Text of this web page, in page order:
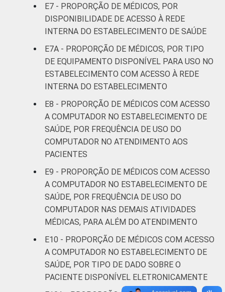
E7 - PROPORÇÃO DE MÉDICOS, POR
DISPONIBILIDADE DE ACESSO À REDE
INTERNA DO ESTABELECIMENTO DE SAÚDE
E7A - PROPORÇÃO DE MÉDICOS, POR TIPO
DE EQUIPAMENTO DISPONÍVEL PARA USO NO
ESTABELECIMENTO COM ACESSO À REDE
INTERNA DO ESTABELECIMENTO
E8 - PROPORÇÃO DE MÉDICOS COM ACESSO
A COMPUTADOR NO ESTABELECIMENTO DE
SAÚDE, POR FREQUÊNCIA DE USO DO
COMPUTADOR NO ATENDIMENTO AOS
PACIENTES
E9 - PROPORÇÃO DE MÉDICOS COM ACESSO
A COMPUTADOR NO ESTABELECIMENTO DE
SAÚDE, POR FREQUÊNCIA DE USO DO
COMPUTADOR NAS DEMAIS ATIVIDADES
MÉDICAS, PARA ALÉM DO ATENDIMENTO
E10 - PROPORÇÃO DE MÉDICOS COM ACESSO
A COMPUTADOR NO ESTABELECIMENTO DE
SAÚDE, POR TIPO DE DADO SOBRE O
PACIENTE DISPONÍVEL ELETRONICAMENTE